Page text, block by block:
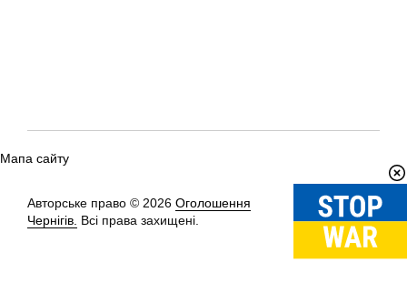
Мапа сайту
Авторське право © 2026 Оголошення
Чернігів. Всі права захищені.
Вгору↑